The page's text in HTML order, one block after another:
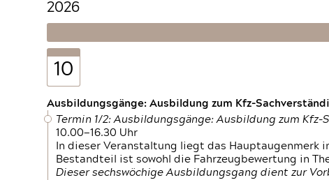
2026
10
Ausbildungsgänge: Ausbildung zum Kfz-
Termin 1/2: Ausbildungsgänge: Ausbildung zum
10.00—16.30 Uhr
In dieser Veranstaltung liegt das Hauptaugenmerk
Bestandteil ist sowohl die Fahrzeugbewertung in
Dieser sechswöchige Ausbildungsgang dient zur